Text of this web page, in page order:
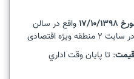
واقع در سالن
اقتصادی
: تا پايان وقت اداري